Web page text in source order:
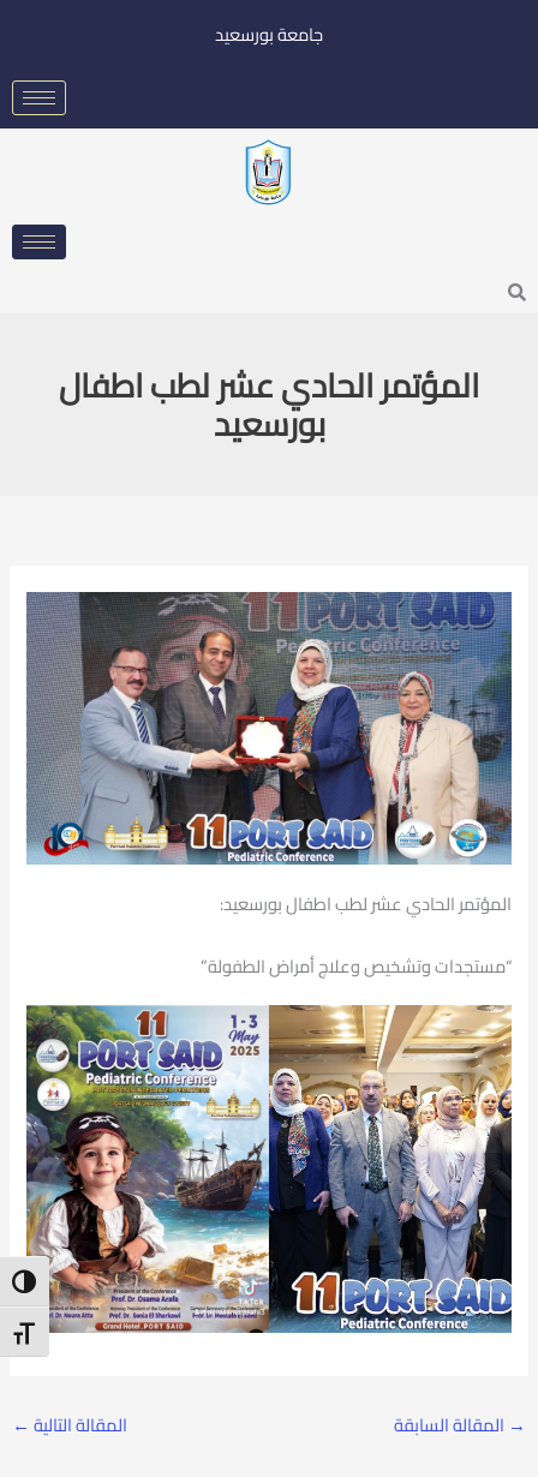
Size
جامعة بورسعيد
Search
المؤتمر الحادي عشر لطب اطفال
بورسعيد
المؤتمر الحادي عشر لطب اطفال بورسعيد:
“مستجدات وتشخيص وعلاج أمراض الطفولة”
→ المقالة السابقة المقالة التالية ←